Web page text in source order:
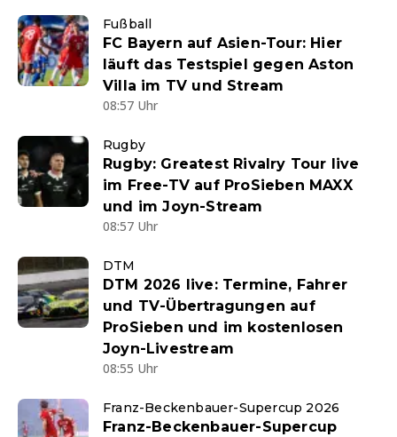
Fußball
FC Bayern auf Asien-Tour: Hier
läuft das Testspiel gegen Aston
Villa im TV und Stream
08:57 Uhr
Rugby
Rugby: Greatest Rivalry Tour live
im Free-TV auf ProSieben MAXX
und im Joyn-Stream
08:57 Uhr
DTM
DTM 2026 live: Termine, Fahrer
und TV-Übertragungen auf
ProSieben und im kostenlosen
Joyn-Livestream
08:55 Uhr
Franz-Beckenbauer-Supercup 2026
Franz-Beckenbauer-Supercup